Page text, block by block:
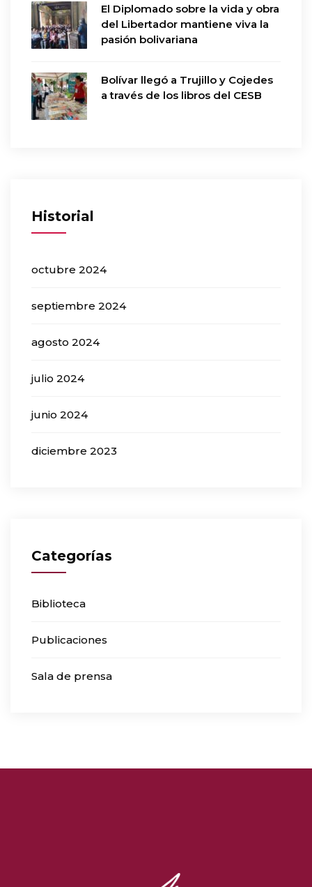
El Diplomado sobre la vida y obra
del Libertador mantiene viva la
pasión bolivariana
Bolívar llegó a Trujillo y Cojedes
a través de los libros del CESB
Historial
octubre 2024
septiembre 2024
agosto 2024
julio 2024
junio 2024
diciembre 2023
Categorías
Biblioteca
Publicaciones
Sala de prensa